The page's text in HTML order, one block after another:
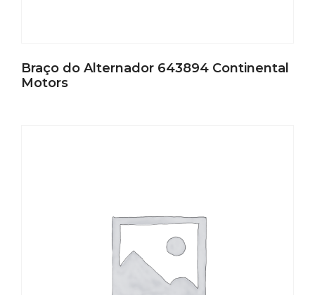
Braço do Alternador 643894 Continental
Motors